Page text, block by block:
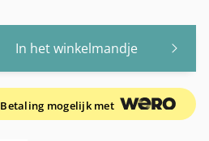
In het winkelmandje
Betaling mogelijk met